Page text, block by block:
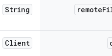
remote
String
Client